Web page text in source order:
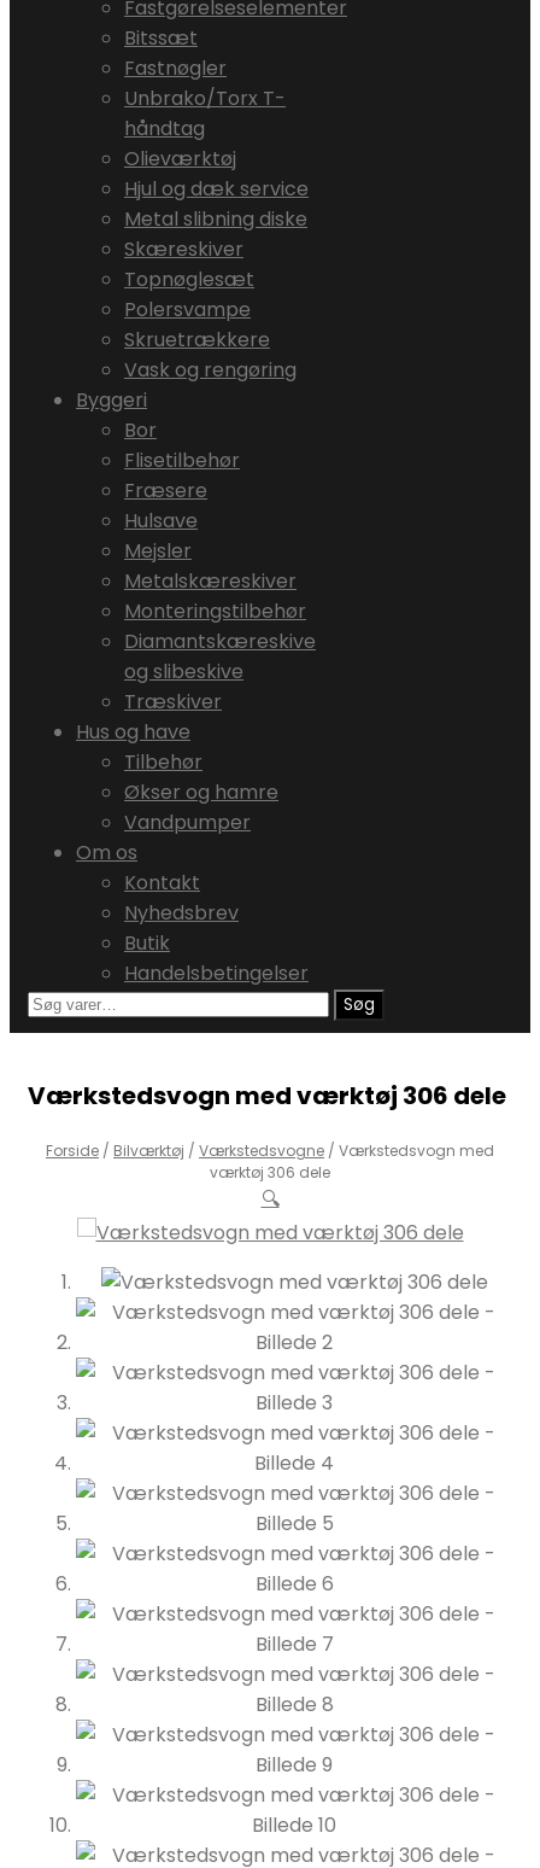
Fastgørelseselementer
Bitssæt
Fastnøgler
Unbrako/Torx T-
håndtag
Olieværktøj
Hjul og dæk service
Metal slibning diske
Skæreskiver
Topnøglesæt
Polersvampe
Skruetrækkere
Vask og rengøring
Byggeri
Bor
Flisetilbehør
Fræsere
Hulsave
Mejsler
Metalskæreskiver
Monteringstilbehør
Diamantskæreskive
og slibeskive
Træskiver
Hus og have
Tilbehør
Økser og hamre
Vandpumper
Om os
Kontakt
Nyhedsbrev
Butik
Handelsbetingelser
Søg
efter:
Søg
Værkstedsvogn med værktøj 306 dele
Forside / Bilværktøj / Værkstedsvogne / Værkstedsvogn med
værktøj 306 dele
🔍